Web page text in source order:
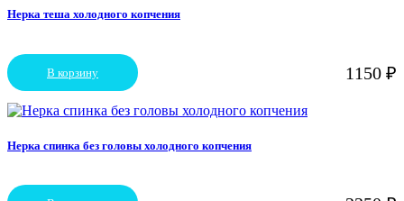
Нерка теша холодного копчения
1150 ₽
В корзину
Нерка спинка без головы холодного копчения